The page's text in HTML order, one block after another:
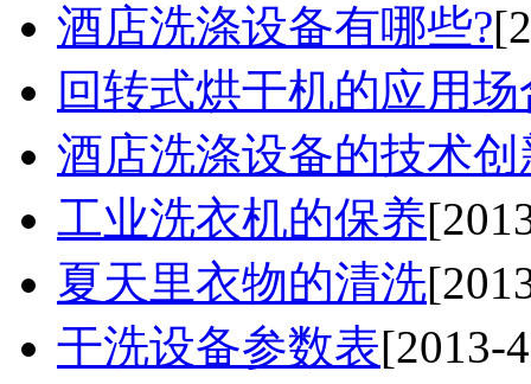
酒店洗涤设备有哪些?
回转式烘干机的应用场
酒店洗涤设备的技术
工业洗衣机的保养
夏天里衣物的清洗
干洗设备参数表[2013-